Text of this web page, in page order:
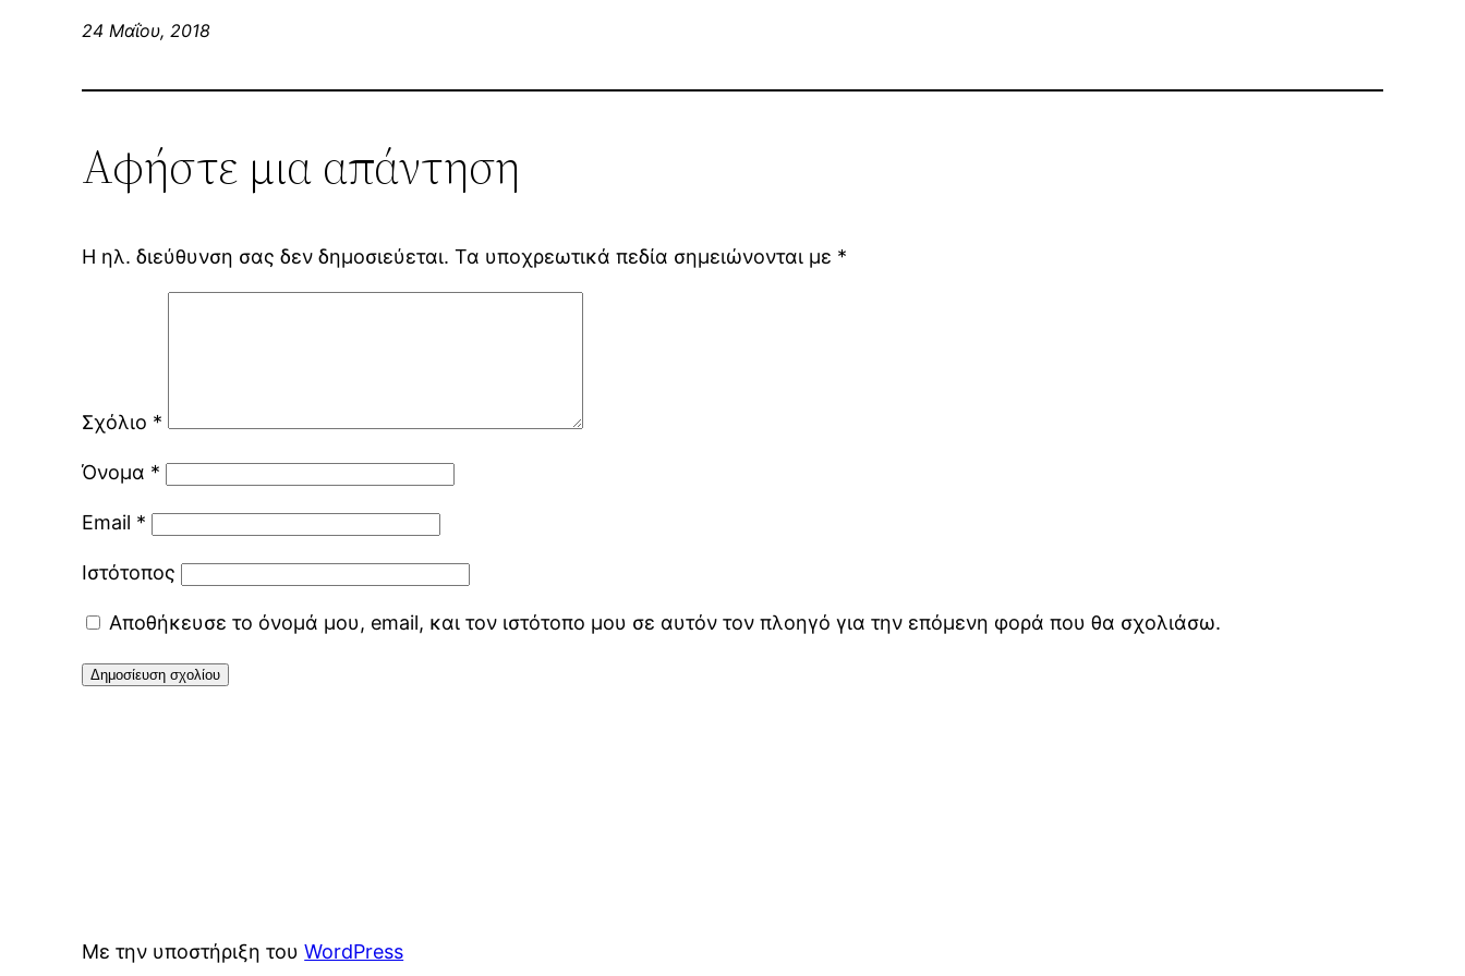
24 Μαΐου, 2018
Αφήστε μια απάντηση
Η ηλ. διεύθυνση σας δεν δημοσιεύεται. Τα υποχρεωτικά πεδία σημειώνονται με *
Σχόλιο *
Όνομα *
Email *
Ιστότοπος
Αποθήκευσε το όνομά μου, email, και τον ιστότοπο μου σε αυτόν τον πλοηγό για την επόμενη φορά που θα σχολιάσω.
Με την υποστήριξη τουWordPress